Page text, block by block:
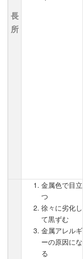
長
所
金属色で目立
つ
徐々に劣化し
て黒ずむ
金属アレルギ
ーの原因にな
る